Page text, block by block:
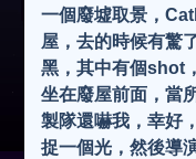
一個廢墟取景，
屋，去的時候有驚
黑，其中有個shot
坐在廢屋前面，當
製隊還嚇我，幸好
捉一個光，然後導